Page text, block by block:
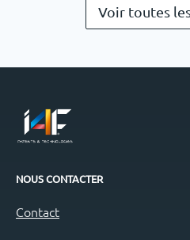
Voir toutes
NOUS CONTACTER
Contact